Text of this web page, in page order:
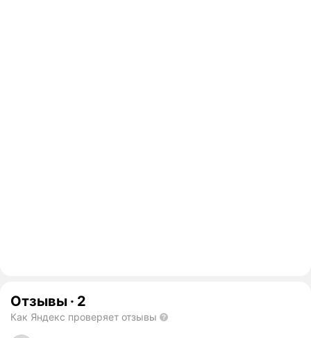
Отзывы · 2
Как Яндекс проверяет отзывы